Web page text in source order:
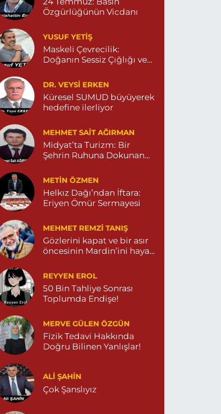
0 (534) 303 21 44 Yol Tarifi Al
Yeni Eczanesi
MAHALLE 3086 SOKAK NO:2 4 04825413156
0 (482) 541 31 56 Yol Tarifi Al
İlknur Eczanesi
MAH. VATAN CAD. NO:2A 04825911091
0 (482) 591 10 91 Yol Tarifi Al
Turan Eczanesi
MAHALLE KISMETLİ CADDE NO:59D
OCAĞI YANI 04823813670
Özgürlüğünün Vicdanı
YUSUF YETİŞ
Maskeli Çevrecilik:
Doğanın Sessiz Çığlığı ve
DR. VEYSI ERKEN
Küresel SUMUD büyüyerek
hedefine ilerliyor
MEHMET SAIT AĞIRMAN
Midyat’ta Turizm: Bir
Şehrin Ruhuna Dokunan
METIN ÖZMEN
Helkız Dağı’ndan İftara:
Eriyen Ömür Sermayesi
MEHMET REMZI TANIŞ
Gözlerini kapat ve bir asır
öncesinin Mardin’ini hayal
REYYEN EROL
50 Bin Tahliye Sonrası
Toplumda Endişe!
MERVE GÜLEN ÖZGÜN
Fizik Tedavi Hakkında
Doğru Bilinen Yanlışlar!
ALI ŞAHİN
Çok Şanslıyız